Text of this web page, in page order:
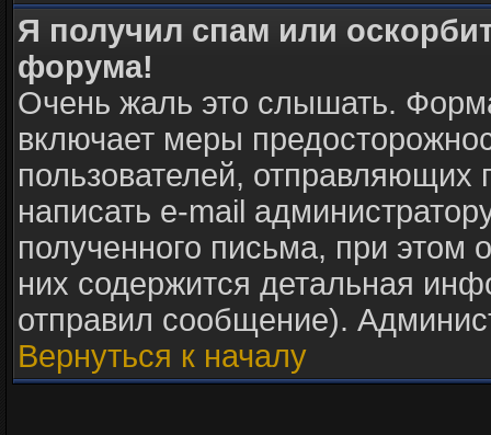
Я получил спам или
форума!
Очень жаль это слышать.
включает меры
пользователей,
написать e-mail
полученного письма, при этом
них содержится детальная
отправил сообщение).
Вернуться к началу